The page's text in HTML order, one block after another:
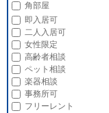
角部屋
即入居可
二人入居可
女性限定
高齢者相談
ペット相談
楽器相談
事務所可
フリーレント